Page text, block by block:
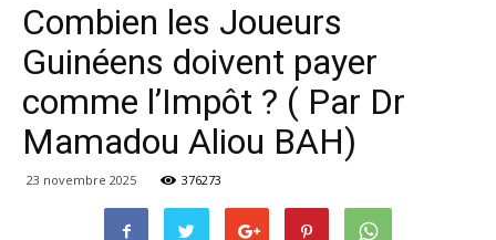
Combien les Joueurs
Guinéens doivent payer
comme l’Impôt ? ( Par Dr
Mamadou Aliou BAH)
23 novembre 2025 376273